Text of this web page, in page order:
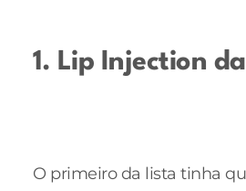
1. Lip Injection da
O primeiro da lista tinha